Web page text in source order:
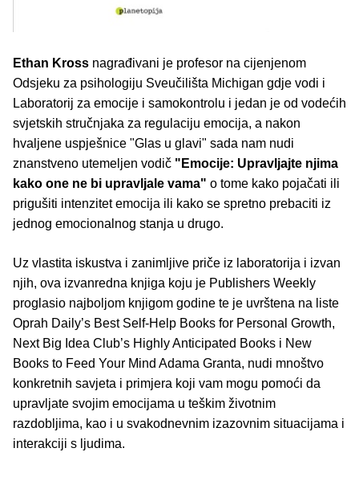
Ethan Kross nagrađivani je profesor na cijenjenom
Odsjeku za psihologiju Sveučilišta Michigan gdje vodi i
Laboratorij za emocije i samokontrolu i jedan je od vodećih
svjetskih stručnjaka za regulaciju emocija, a nakon
hvaljene uspješnice "Glas u glavi" sada nam nudi
znanstveno utemeljen vodič "Emocije: Upravljajte njima
kako one ne bi upravljale vama" o tome kako pojačati ili
prigušiti intenzitet emocija ili kako se spretno prebaciti iz
jednog emocionalnog stanja u drugo.
Uz vlastita iskustva i zanimljive priče iz laboratorija i izvan
njih, ova izvanredna knjiga koju je Publishers Weekly
proglasio najboljom knjigom godine te je uvrštena na liste
Oprah Daily’s Best Self-Help Books for Personal Growth,
Next Big Idea Club’s Highly Anticipated Books i New
Books to Feed Your Mind Adama Granta, nudi mnoštvo
konkretnih savjeta i primjera koji vam mogu pomoći da
upravljate svojim emocijama u teškim životnim
razdobljima, kao i u svakodnevnim izazovnim situacijama i
interakciji s ljudima.